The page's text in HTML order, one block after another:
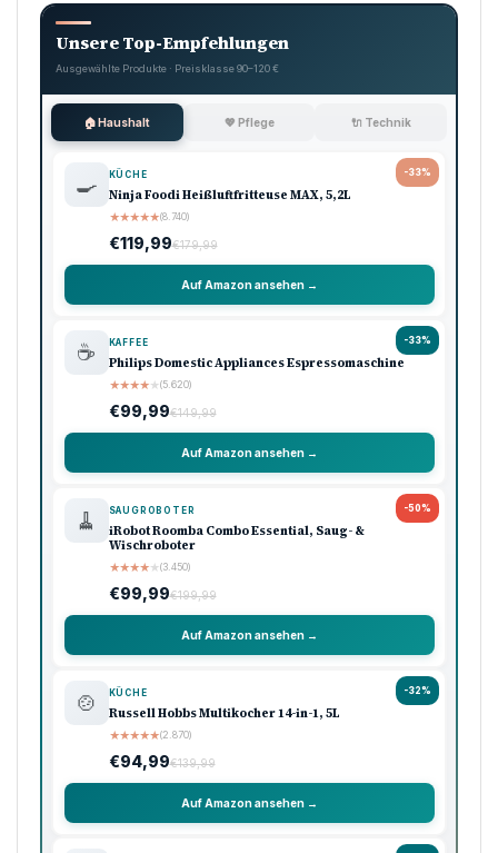
Unsere Top-Empfehlungen
Ausgewählte Produkte · Preisklasse 90–120 €
🏠 Haushalt 💖 Pflege 🔌 Technik
-33%
🍳 KÜCHE
Ninja Foodi Heißluftfritteuse MAX, 5,2L
★★★★★(8.740)
€119,99€179,99
Auf Amazon ansehen →
-33%
☕ KAFFEE
Philips Domestic Appliances Espressomaschine
★★★★★(5.620)
€99,99€149,99
Auf Amazon ansehen →
-50%
🧹 SAUGROBOTER
iRobot Roomba Combo Essential, Saug- &
Wischroboter
★★★★★(3.450)
€99,99€199,99
Auf Amazon ansehen →
-32%
🍲 KÜCHE
Russell Hobbs Multikocher 14-in-1, 5L
★★★★★(2.870)
€94,99€139,99
Auf Amazon ansehen →